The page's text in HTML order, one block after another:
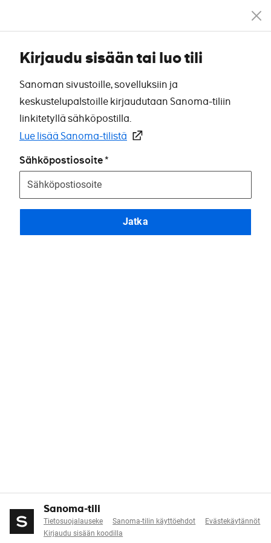
Kirjaudu sisään tai luo tili
Sanoman sivustoille, sovelluksiin ja
keskustelupalstoille kirjaudutaan Sanoma-tiliin
linkitetyllä sähköpostilla.
Lue lisää Sanoma-tilistä
Sähköpostiosoite
Jatka
Sanoma-tili
Tietosuojalauseke Sanoma-tilin käyttöehdot
Evästekäytännöt
Kirjaudu sisään koodilla